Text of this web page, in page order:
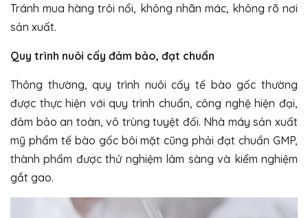
Tránh mua hàng trôi nổi, không nhãn mác, không rõ nơi
sản xuất.
Quy trình nuôi cấy đảm bảo, đạt chuẩn
Thông thường, quy trình nuôi cấy tế bào gốc thường
được thực hiện với quy trình chuẩn, công nghệ hiện đại,
đảm bảo an toàn, vô trùng tuyệt đối. Nhà máy sản xuất
mỹ phẩm tế bào gốc bôi mặt cũng phải đạt chuẩn GMP,
thành phẩm được thử nghiệm lâm sàng và kiểm nghiệm
gắt gao.